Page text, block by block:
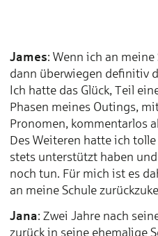
James: Wenn ich an
dann überwiegen definitiv
Ich hatte das Glück, Teil
Phasen meines Outings,
Pronomen, kommentarlos
Des Weiteren hatte ich
stets unterstützt haben
noch tun. Für mich ist es
an meine Schule
Jana: Zwei Jahre nach
zurück in seine ehemalige